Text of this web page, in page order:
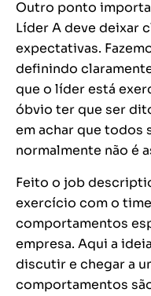
Outro ponto
Líder A deve deixar
expectativas.
definindo
que o líder está
óbvio ter que ser
em achar que todos
normalmente não é
Feito o job
exercício com o
comportamentos
empresa. Aqui a
discutir e chegar a
comportamentos